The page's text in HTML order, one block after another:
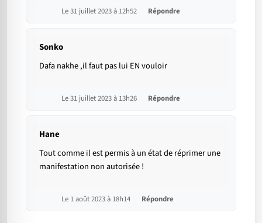
Le 31 juillet 2023 à 12h52 Répondre
Sonko
Dafa nakhe ,il faut pas lui EN vouloir
Le 31 juillet 2023 à 13h26 Répondre
Hane
Tout comme il est permis à un état de réprimer une
manifestation non autorisée !
Le 1 août 2023 à 18h14 Répondre